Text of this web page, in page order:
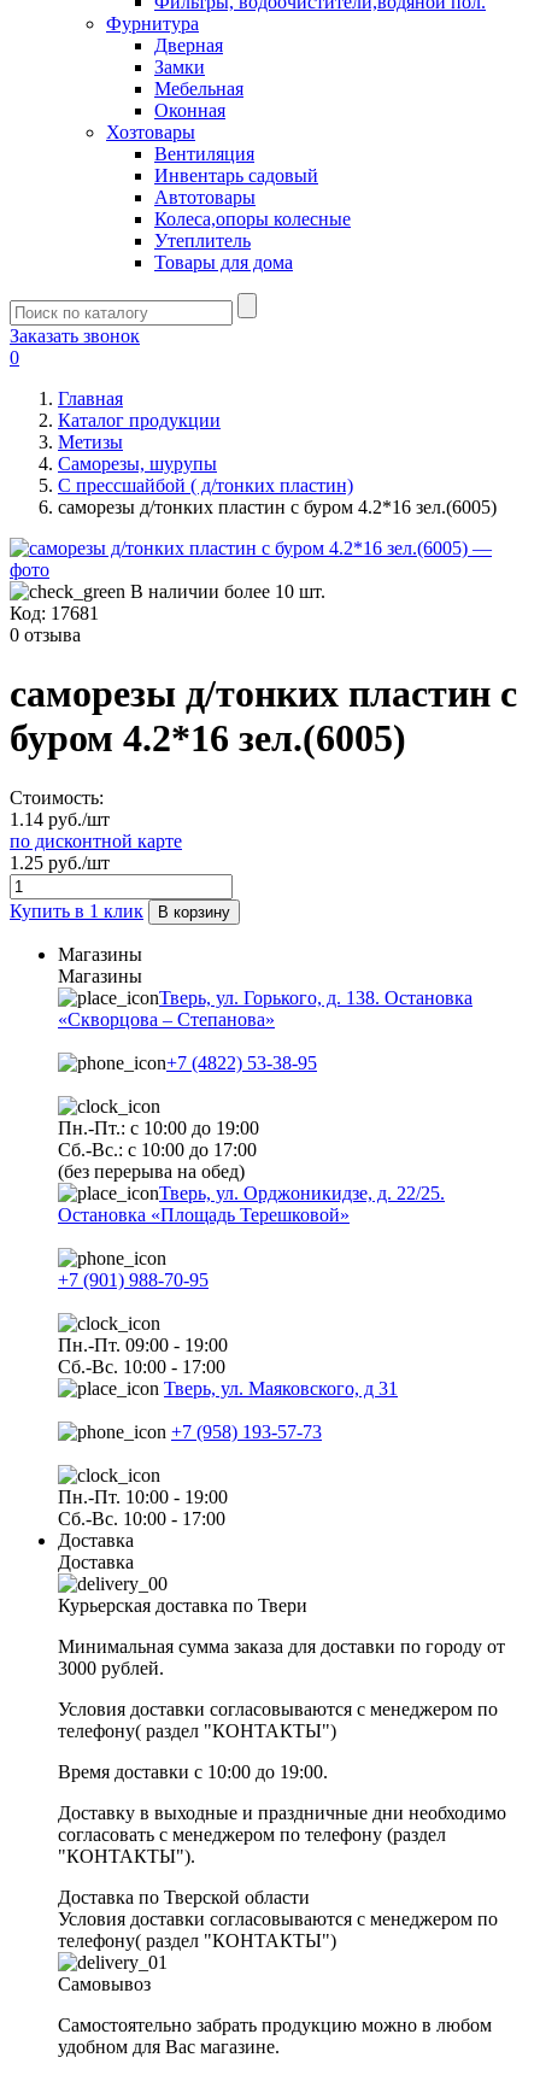
Фурнитура
Дверная
Замки
Мебельная
Оконная
Хозтовары
Вентиляция
Инвентарь садовый
Автотовары
Колеса,опоры колесные
Утеплитель
Товары для дома
Заказать звонок
0
Главная
Каталог продукции
Метизы
Саморезы, шурупы
С прессшайбой ( д/тонких пластин)
саморезы д/тонких пластин с буром 4.2*16 зел.(6005)
В наличии более 10 шт.
Код: 17681
0 отзыва
саморезы д/тонких пластин с
буром 4.2*16 зел.(6005)
Стоимость:
1.14 руб./шт
по дисконтной карте
1.25 руб./шт
Купить в 1 клик В корзину
Магазины
Магазины
Тверь, ул. Горького, д. 138. Остановка
«Скворцова – Степанова»
+7 (4822) 53-38-95
Пн.-Пт.: с 10:00 до 19:00
Сб.-Вс.: с 10:00 до 17:00
(без перерыва на обед)
Тверь, ул. Орджоникидзе, д. 22/25.
Остановка «Площадь Терешковой»
+7 (901) 988-70-95
Пн.-Пт. 09:00 - 19:00
Сб.-Вс. 10:00 - 17:00
Тверь, ул. Маяковского, д 31
+7 (958) 193-57-73
Пн.-Пт. 10:00 - 19:00
Сб.-Вс. 10:00 - 17:00
Доставка
Доставка
Курьерская доставка по Твери
Минимальная сумма заказа для доставки по городу от
3000 рублей.
Условия доставки согласовываются с менеджером по
телефону( раздел "КОНТАКТЫ")
Время доставки с 10:00 до 19:00.
Доставку в выходные и праздничные дни необходимо
согласовать с менеджером по телефону (раздел
"КОНТАКТЫ").
Доставка по Тверской области
Условия доставки согласовываются с менеджером по
телефону( раздел "КОНТАКТЫ")
Самовывоз
Самостоятельно забрать продукцию можно в любом
удобном для Вас магазине.